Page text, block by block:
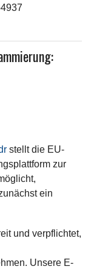
stellt die EU-
zur
ein
und verpflichtet,
Unsere E-